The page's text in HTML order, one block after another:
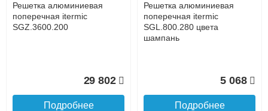
Подробнее
Решетка алюминиевая
поперечная itermic
SGZ.3600.200
29 802
Подробнее
Решетка алюминиевая
поперечная itermic
SGL.800.280 цвета
шампань
5 068
Подробнее